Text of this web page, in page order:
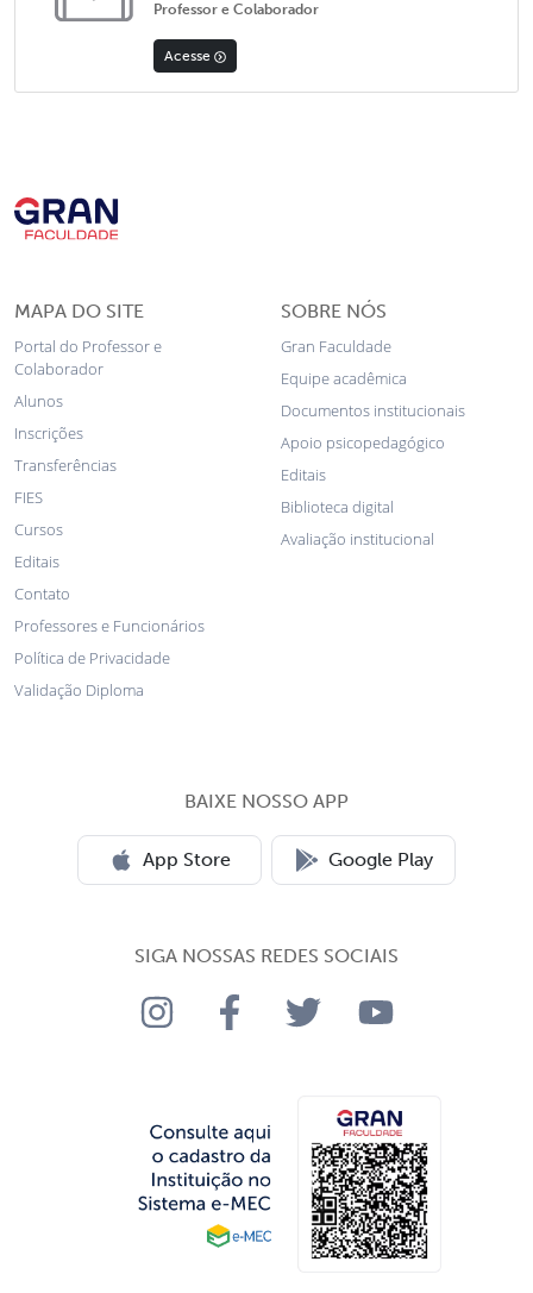
Professor e Colaborador
Acesse
MAPA DO SITE
Portal do Professor e
Colaborador
Alunos
Inscrições
Transferências
FIES
Cursos
Editais
Contato
Professores e Funcionários
Política de Privacidade
Validação Diploma
SOBRE NÓS
Gran Faculdade
Equipe acadêmica
Documentos institucionais
Apoio psicopedagógico
Editais
Biblioteca digital
Avaliação institucional
BAIXE NOSSO APP
App Store Google Play
SIGA NOSSAS REDES SOCIAIS